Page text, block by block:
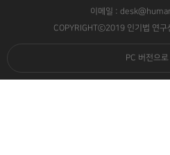
이메일 :
COPYRIGHTⓒ2019 인기법 연
PC 버전으로